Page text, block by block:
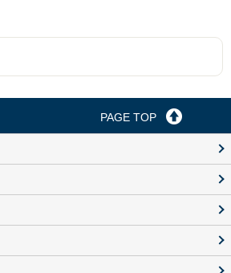
PAGE TOP